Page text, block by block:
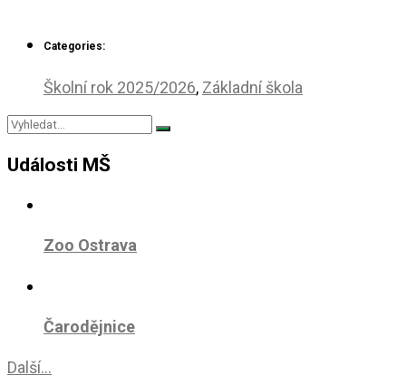
Categories:
Školní rok 2025/2026, Základní škola
Události MŠ
Zoo Ostrava
Čarodějnice
Další...